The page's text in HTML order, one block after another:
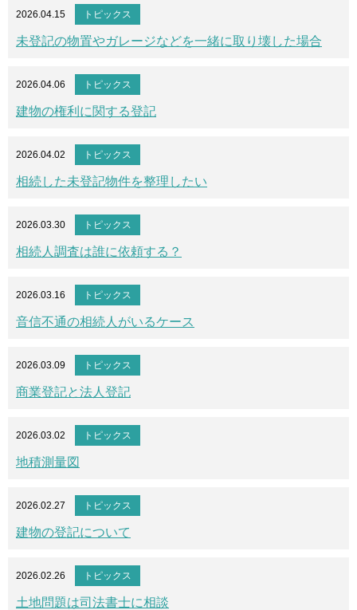
2026.04.15 トピックス
未登記の物置やガレージなどを一緒に取り壊した場合
2026.04.06 トピックス
建物の権利に関する登記
2026.04.02 トピックス
相続した未登記物件を整理したい
2026.03.30 トピックス
相続人調査は誰に依頼する？
2026.03.16 トピックス
音信不通の相続人がいるケース
2026.03.09 トピックス
商業登記と法人登記
2026.03.02 トピックス
地積測量図
2026.02.27 トピックス
建物の登記について
2026.02.26 トピックス
土地問題は司法書士に相談